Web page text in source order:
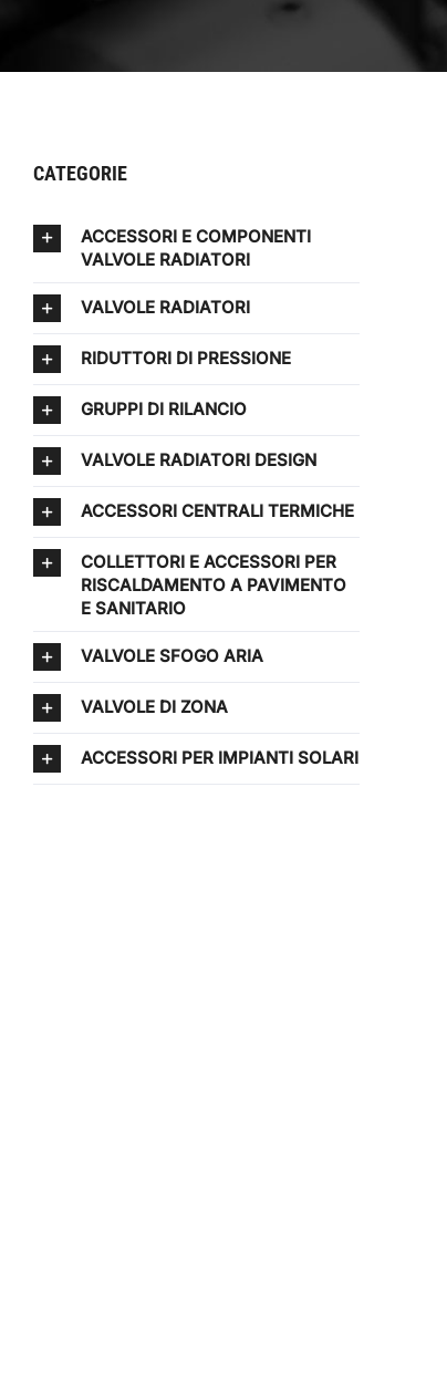
CATEGORIE
ACCESSORI E COMPONENTI
VALVOLE RADIATORI
VALVOLE RADIATORI
RIDUTTORI DI PRESSIONE
GRUPPI DI RILANCIO
VALVOLE RADIATORI DESIGN
ACCESSORI CENTRALI TERMICHE
COLLETTORI E ACCESSORI PER
RISCALDAMENTO A PAVIMENTO
E SANITARIO
VALVOLE SFOGO ARIA
VALVOLE DI ZONA
ACCESSORI PER IMPIANTI SOLARI